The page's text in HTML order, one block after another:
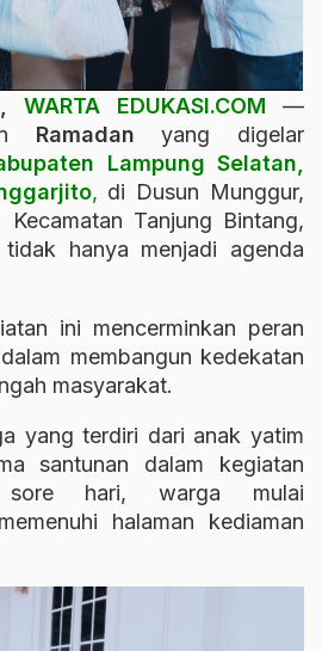
WARTA EDUKASI.COM
—
Ramadan yang digelar
Lampung Selatan,
, di Dusun Munggur,
Kecamatan Tanjung Bintang,
hanya menjadi agenda
ini mencerminkan peran
membangun kedekatan
masyarakat.
yang terdiri dari anak yatim
santunan dalam kegiatan
sore hari, warga mulai
halaman kediaman